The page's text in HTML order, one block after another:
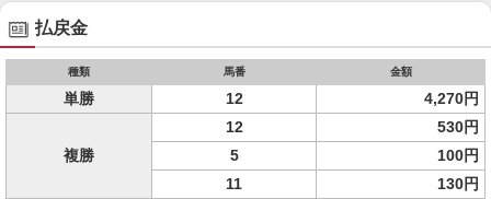
払戻金
種類 馬番 金額
単勝 12 4,270円
複勝
12
530円
5
100円
11
130円